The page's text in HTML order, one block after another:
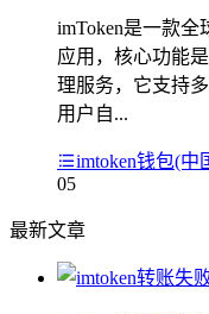
imToken是一款
应用，核心功能
理服务，它支持
用户自...
imtoken钱包(中
05
最新文章